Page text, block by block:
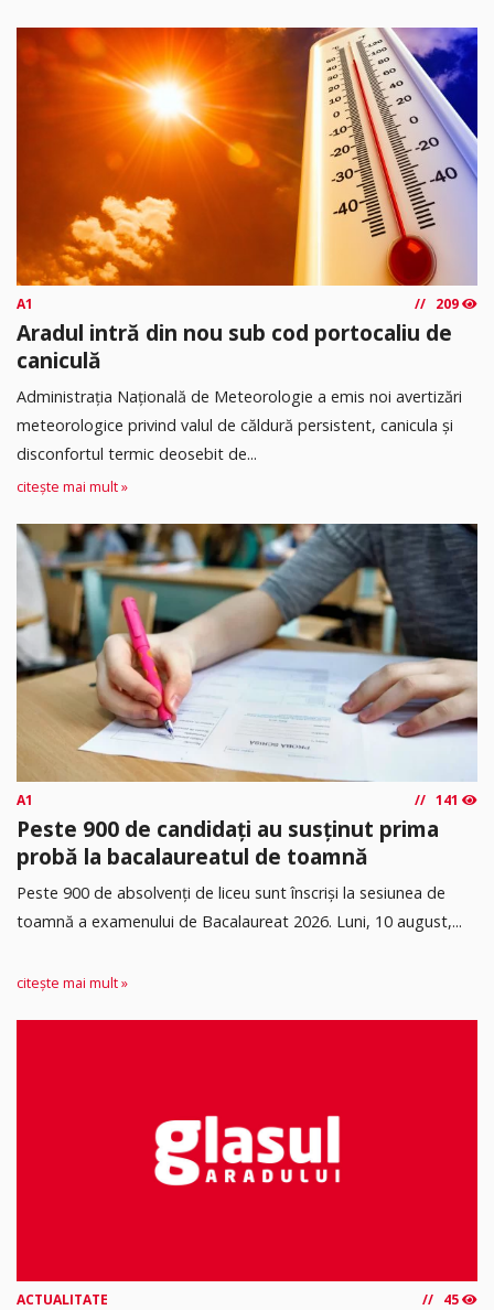
A1 209
Aradul intră din nou sub cod portocaliu de
caniculă
Administrația Națională de Meteorologie a emis noi avertizări
meteorologice privind valul de căldură persistent, canicula și
disconfortul termic deosebit de...
citește mai mult »
A1 141
Peste 900 de candidați au susținut prima
probă la bacalaureatul de toamnă
Peste 900 de absolvenți de liceu sunt înscriși la sesiunea de
toamnă a examenului de Bacalaureat 2026. Luni, 10 august,...
citește mai mult »
ACTUALITATE 45